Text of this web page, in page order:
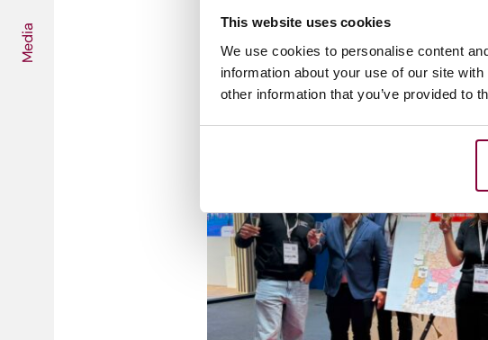
This website uses cookies
We use cookies to personalise content
information about your use of our site
other information that you’ve provided to
Media
bijdrage aan de economie van de